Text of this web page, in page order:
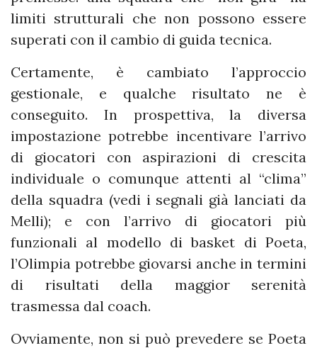
limiti strutturali che non possono essere
superati con il cambio di guida tecnica.
Certamente, è cambiato l’approccio
gestionale, e qualche risultato ne è
conseguito. In prospettiva, la diversa
impostazione potrebbe incentivare l’arrivo
di giocatori con aspirazioni di crescita
individuale o comunque attenti al “clima”
della squadra (vedi i segnali già lanciati da
Melli); e con l’arrivo di giocatori più
funzionali al modello di basket di Poeta,
l’Olimpia potrebbe giovarsi anche in termini
di risultati della maggior serenità
trasmessa dal coach.
Ovviamente, non si può prevedere se Poeta